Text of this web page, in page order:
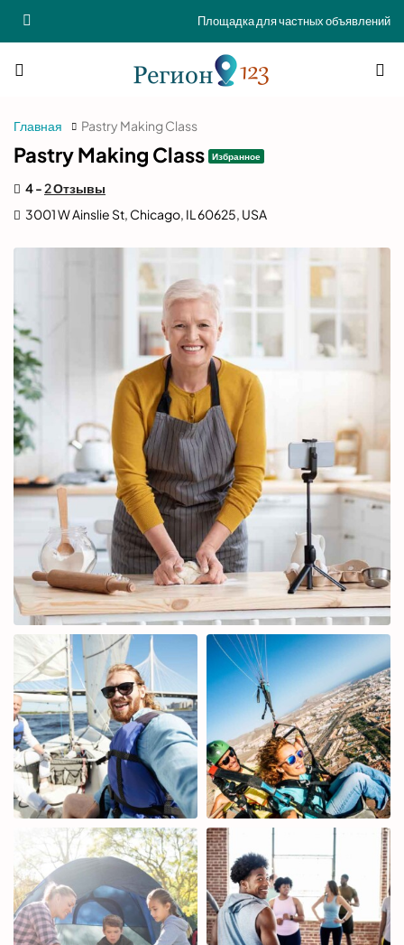
Площадка для частных объявлений
Главная Pastry Making Class
Pastry Making Class Избранное
4 -2 Отзывы
3001 W Ainslie St, Chicago, IL 60625, USA